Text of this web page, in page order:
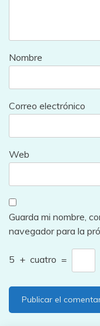
Nombre
Correo electrónico
Web
Guarda mi nombre,
navegador para la
5 + cuatro =